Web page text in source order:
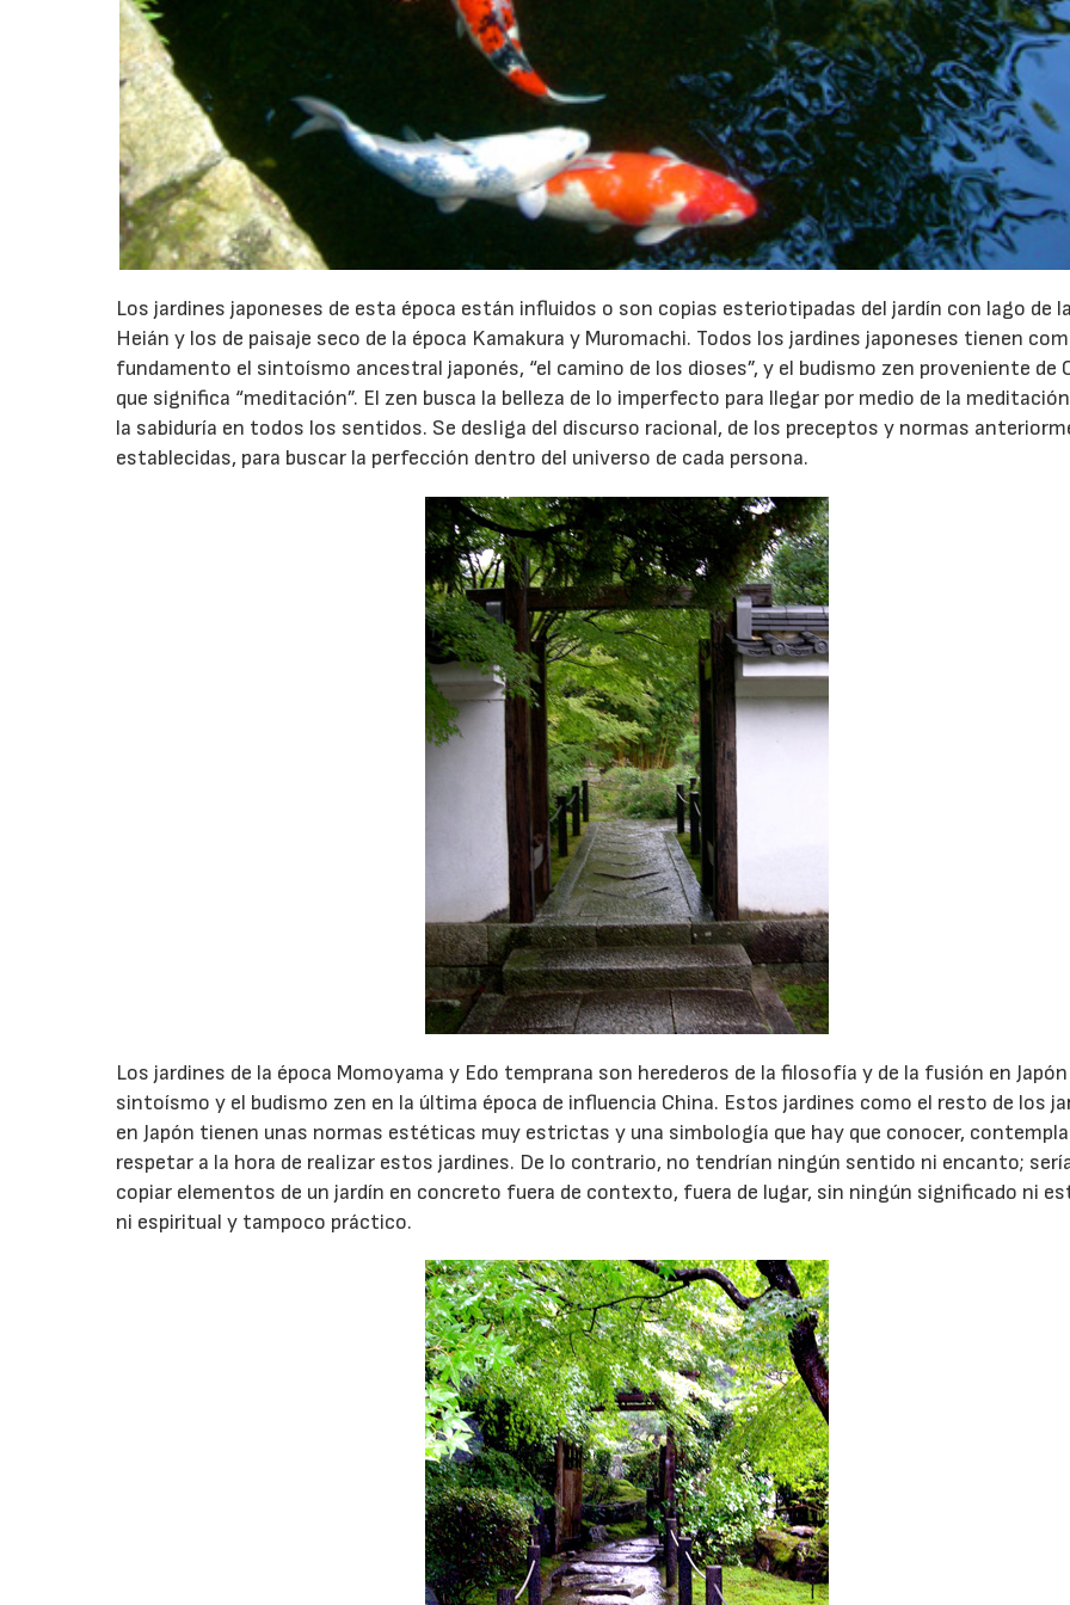
Los jardines japoneses de esta época están influidos o son copias esteriotipadas del jardín con lago de
Heián y los de paisaje seco de la época Kamakura y Muromachi. Todos los jardines japoneses tienen
fundamento el sintoísmo ancestral japonés, “el camino de los dioses”, y el budismo zen proveniente de
que significa “meditación”. El zen busca la belleza de lo imperfecto para llegar por medio de la
la sabiduría en todos los sentidos. Se desliga del discurso racional, de los preceptos y normas
establecidas, para buscar la perfección dentro del universo de cada persona.
Los jardines de la época Momoyama y Edo temprana son herederos de la filosofía y de la fusión en
sintoísmo y el budismo zen en la última época de influencia China. Estos jardines como el resto de los
en Japón tienen unas normas estéticas muy estrictas y una simbología que hay que conocer,
respetar a la hora de realizar estos jardines. De lo contrario, no tendrían ningún sentido ni encanto;
copiar elementos de un jardín en concreto fuera de contexto, fuera de lugar, sin ningún significado ni
ni espiritual y tampoco práctico.
16/07/2026 30/07/2026